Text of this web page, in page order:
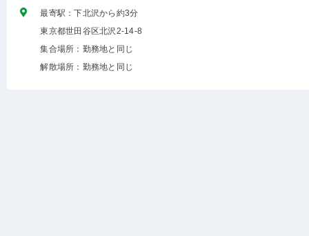
最寄駅：下北沢から約3分
東京都世田谷区北沢2-14-8
集合場所：勤務地と同じ
解散場所：勤務地と同じ